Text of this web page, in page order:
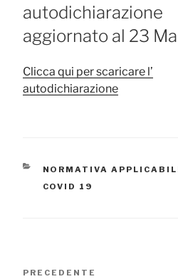
autodichiarazione
aggiornato al 23
Clicca qui per scaricare l’
autodichiarazione
CATEGORIE
NORMATIVA
COVID 19
Articolo
PRECEDENTE